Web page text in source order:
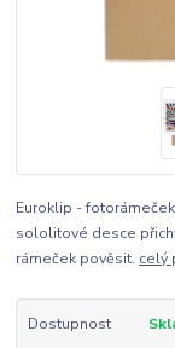
Euroklip -
sololitové desce
rámeček pověsit. celý
Dostupnost